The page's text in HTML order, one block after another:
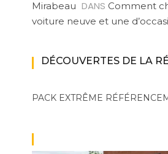
Mirabeau DANS Comment
voiture neuve et une
DÉCOUVERTES DE LA
PACK EXTRÊME